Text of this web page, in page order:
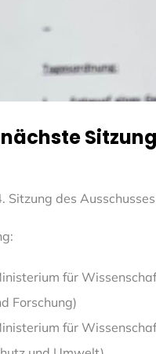
Sitzung
Sitzung des
für
Forschung)
für